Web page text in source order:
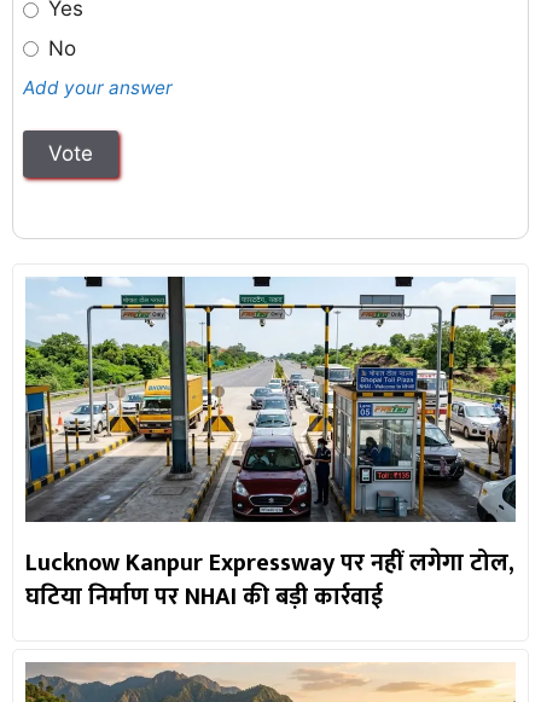
Yes
No
Add your answer
Lucknow Kanpur Expressway पर नहीं लगेगा टोल,
घटिया निर्माण पर NHAI की बड़ी कार्रवाई